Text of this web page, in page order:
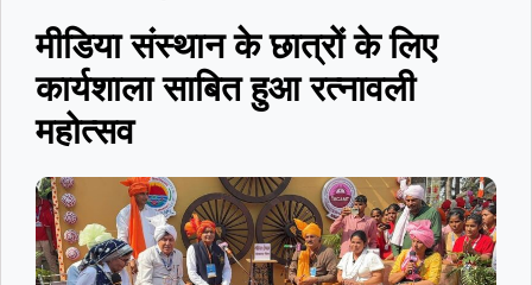
मीडिया संस्थान के छात्रों के लिए
कार्यशाला साबित हुआ रत्नावली
महोत्सव